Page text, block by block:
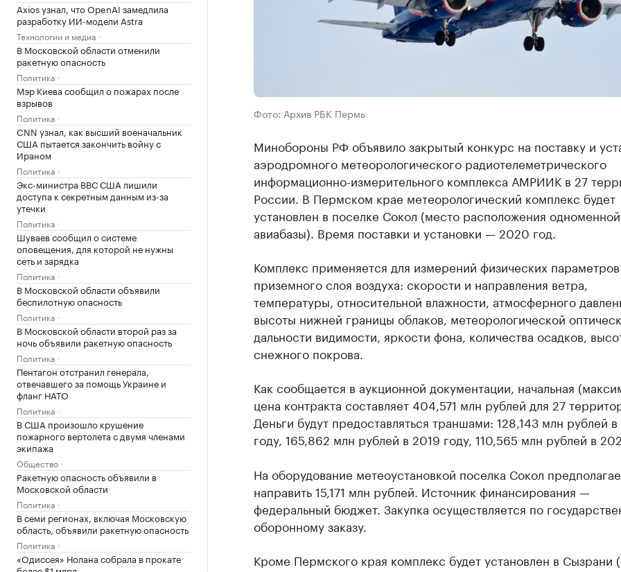
Axios узнал, что OpenAI замедлила
разработку ИИ-модели Astra
Технологии и медиа
В Московской области отменили
ракетную опасность
Политика
Мэр Киева сообщил о пожарах после
взрывов
Политика
CNN узнал, как высший военачальник
США пытается закончить войну с
Ираном
Политика
Экс-министра ВВС США лишили
доступа к секретным данным из-за
утечки
Политика
Шуваев сообщил о системе
оповещения, для которой не нужны
сеть и зарядка
Политика
В Московской области объявили
беспилотную опасность
Политика
В Московской области второй раз за
ночь объявили ракетную опасность
Политика
Пентагон отстранил генерала,
отвечавшего за помощь Украине и
фланг НАТО
Политика
В США произошло крушение
пожарного вертолета с двумя членами
экипажа
Общество
Ракетную опасность объявили в
Московской области
Политика
В семи регионах, включая Московскую
область, объявили ракетную опасность
Политика
«Одиссея» Нолана собрала в прокате
Фото: Архив РБК Пермь
Минобороны РФ объявило закрытый конкурс на поставку и
аэродромного метеорологического радиотелеметрического
информационно-измерительного комплекса АМРИИК в 27
России. В Пермском крае метеорологический комплекс будет
установлен в поселке Сокол (место расположения одноменной
авиабазы). Время поставки и установки — 2020 год.
Комплекс применяется для измерений физических параметров
приземного слоя воздуха: скорости и направления ветра,
температуры, относительной влажности, атмосферного
высоты нижней границы облаков, метеорологической
дальности видимости, яркости фона, количества осадков,
снежного покрова.
Как сообщается в аукционной документации, начальная
цена контракта составляет 404,571 млн рублей для 27
Деньги будут предоставляться траншами: 128,143 млн рублей
году, 165,862 млн рублей в 2019 году, 110,565 млн рублей в
На оборудование метеоустановкой поселка Сокол
направить 15,171 млн рублей. Источник финансирования —
федеральный бюджет. Закупка осуществляется по
оборонному заказу.
Кроме Пермского края комплекс будет установлен в Сызрани